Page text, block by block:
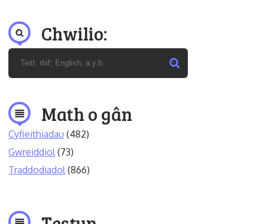
Chwilio:
Math o gân
Cyfieithiadau (482)
Gwreiddiol (73)
Traddodiadol (866)